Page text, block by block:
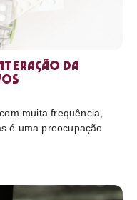
da
muita frequência,
é uma preocupação